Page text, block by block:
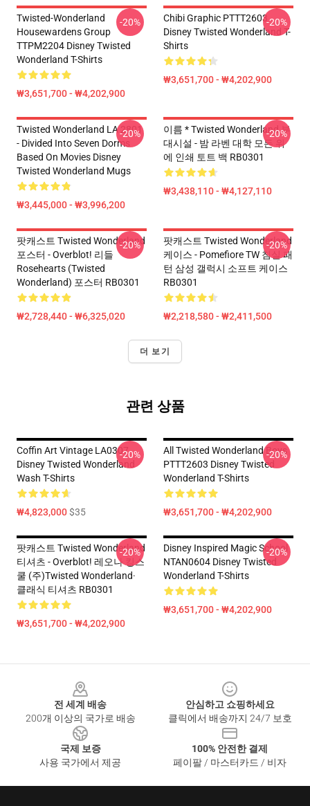
Twisted-Wonderland
Housewardens Group
TTPM2204 Disney Twisted
Wonderland T-Shirts
₩3,651,700 - ₩4,202,900
-20%
Chibi Graphic PTTT2603
Disney Twisted Wonderland T-
Shirts
₩3,651,700 - ₩4,202,900
-20%
Twisted Wonderland LA 2801
- Divided Into Seven Dorms
Based On Movies Disney
Twisted Wonderland Mugs
₩3,445,000 - ₩3,996,200
-20%
이름 * Twisted Wonderland 부
대시설 - 밤 라벤 대학 모든 위
에 인쇄 토트 백 RB0301
₩3,438,110 - ₩4,127,110
-20%
팟캐스트 Twisted Wonderland
포스터 - Overblot! 리들
Rosehearts (Twisted
Wonderland) 포스터 RB0301
₩2,728,440 - ₩6,325,020
-20%
팟캐스트 Twisted Wonderland
케이스 - Pomefiore TW 침실 패
턴 삼성 갤럭시 소프트 케이스
RB0301
₩2,218,580 - ₩2,411,500
-20%
더 보기
관련 상품
Coffin Art Vintage LA0307
Disney Twisted Wonderland
Wash T-Shirts
₩4,823,000$35
-20%
All Twisted Wonderland Boys
PTTT2603 Disney Twisted
Wonderland T-Shirts
₩3,651,700 - ₩4,202,900
-20%
팟캐스트 Twisted Wonderland
티셔츠 - Overblot! 레오나 킹스
쿨 (주)Twisted Wonderland·
클래식 티셔츠 RB0301
₩3,651,700 - ₩4,202,900
-20%
Disney Inspired Magic School
NTAN0604 Disney Twisted
Wonderland T-Shirts
₩3,651,700 - ₩4,202,900
-20%
전 세계 배송
200개 이상의 국가로 배송
안심하고 쇼핑하세요
클릭에서 배송까지 24/7 보호
국제 보증
사용 국가에서 제공
100% 안전한 결제
페이팔 / 마스터카드 / 비자